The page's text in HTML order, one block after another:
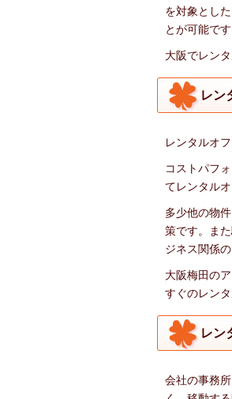
を対象とし
とが可能です
大阪でレン
レン
レンタルオ
コストパフ
てレンタル
多少他の物
策です。ま
ジネス関係
大阪梅田の
すぐのレン
レン
会社の事務